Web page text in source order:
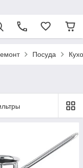
Посуда